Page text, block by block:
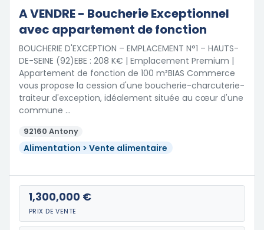
A VENDRE - Boucherie Exceptionnel
avec appartement de fonction
BOUCHERIE D'EXCEPTION – EMPLACEMENT N°1 – HAUTS-
DE-SEINE (92)EBE : 208 K€ | Emplacement Premium |
Appartement de fonction de 100 m²BIAS Commerce
vous propose la cession d'une boucherie-charcuterie-
traiteur d'exception, idéalement située au cœur d'une
commune …
92160 Antony
Alimentation > Vente alimentaire
1,300,000 €
PRIX DE VENTE